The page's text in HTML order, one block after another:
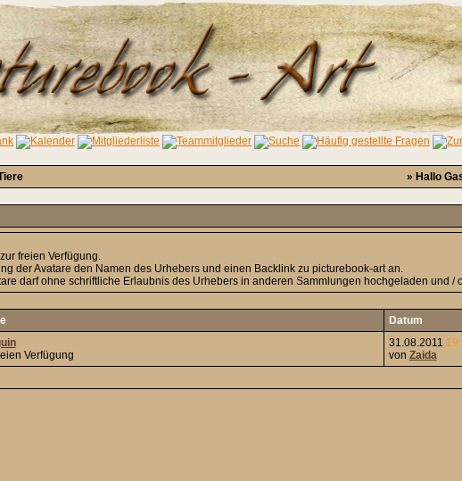
» Hallo
freien Verfügung.
der Avatare den Namen des Urhebers und einen Backlink zu picturebook-art an.
darf ohne schriftliche Erlaubnis des Urhebers in anderen Sammlungen hochgeladen und /
Datum
Verfügung
31.08.2011
von Zaida